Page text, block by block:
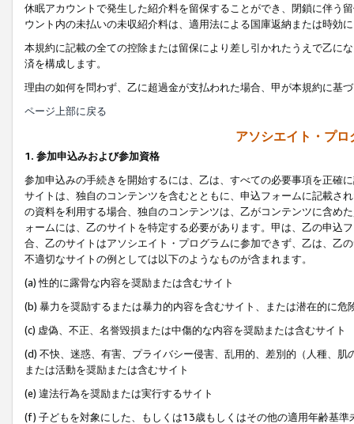
休眠アカウントで発生した紹介料を留保することができ、閉鎖に伴う
ウント内の未払いの未収紹介料は、適用法による国庫返納または時効
本規約に記載の全ての控除または留保により差し引かれたうえで乙に
済を構成します。
理由の如何を問わず、乙に超過金が支払われた場合、甲が本規約に基
ページ上部に戻る
アソシエイト・プ
1. 参加申込みおよび参加資格
参加申込みの手続きを開始するには、乙は、すべての必要事項を正確
サイトは、独自のコンテンツを含むとともに、申込フォームに記載さ
の資料を利用する場合、独自のコンテンツは、乙がコンテンツに含め
ォームには、乙のサイトを特定する必要があります。甲は、乙の申込
合、乙のサイトはアソシエイト・プログラムに参加できず、乙は、乙
不適切なサイトの例としては以下のようなものが含まれます。
(a) 性的に露骨な内容を奨励または含むサイト
(b) 暴力を奨励するまたは暴力的内容を含むサイト、または潜在的に
(c) 虚偽、不正、名誉毀損または中傷的な内容を奨励または含むサイト
(d) 不快、迷惑、有害、プライバシー侵害、乱用的、差別的（人種、
または活動を奨励または含むサイト
(e) 違法行為を奨励または実行するサイト
(f) 子どもを対象にした、もしくは13歳もしくはその他の適用年齢基